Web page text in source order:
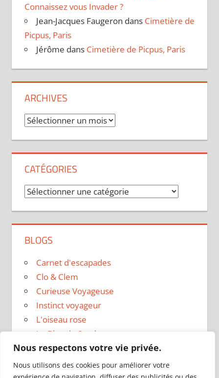
Nous respectons votre vie privée.
Nous utilisons des cookies pour améliorer votre
Connaissez vous Invader ?
Jean-Jacques Faugeron dans Cimetière de
Picpus, Paris
Jérôme dans Cimetière de Picpus, Paris
ARCHIVES
Archives
CATÉGORIES
Catégories
BLOGS
Carnet d'escapades
Clo & Clem
Curieuse Voyageuse
Instinct voyageur
L'oiseau rose
Le Blog de Sarah
Le sac a dos
Madame Oreille